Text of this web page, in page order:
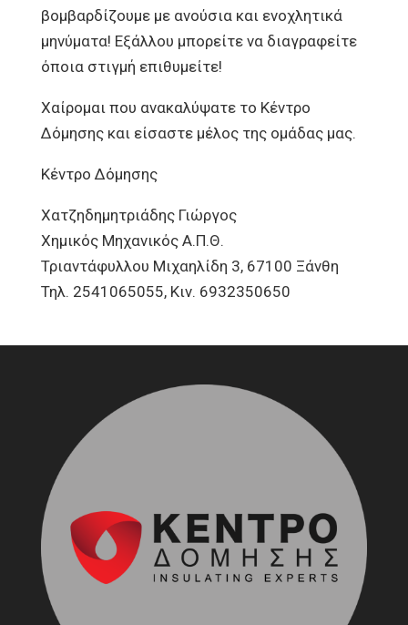
βομβαρδίζουμε με ανούσια και ενοχλητικά
μηνύματα! Εξάλλου μπορείτε να διαγραφείτε
όποια στιγμή επιθυμείτε!
Χαίρομαι που ανακαλύψατε το Κέντρο
Δόμησης και είσαστε μέλος της ομάδας μας.
Κέντρο Δόμησης
Χατζηδημητριάδης Γιώργος
Χημικός Μηχανικός Α.Π.Θ.
Τριαντάφυλλου Μιχαηλίδη 3, 67100 Ξάνθη
Τηλ. 2541065055, Κιν. 6932350650